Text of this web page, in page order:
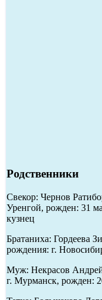
Родственники
Свекор: Чернов
Уренгой, рожден: 31
кузнец
Братаниха: Гордеева
рождения: г.
Муж: Некрасов
г. Мурманск, рожден: